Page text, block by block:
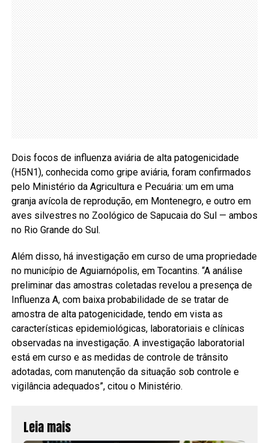
Dois focos de influenza aviária de alta patogenicidade
(H5N1), conhecida como gripe aviária, foram confirmados
pelo Ministério da Agricultura e Pecuária: um em uma
granja avícola de reprodução, em Montenegro, e outro em
aves silvestres no Zoológico de Sapucaia do Sul — ambos
no Rio Grande do Sul.
Além disso, há investigação em curso de uma propriedade
no município de Aguiarnópolis, em Tocantins. “A análise
preliminar das amostras coletadas revelou a presença de
Influenza A, com baixa probabilidade de se tratar de
amostra de alta patogenicidade, tendo em vista as
características epidemiológicas, laboratoriais e clínicas
observadas na investigação. A investigação laboratorial
está em curso e as medidas de controle de trânsito
adotadas, com manutenção da situação sob controle e
vigilância adequados”, citou o Ministério.
Leia mais